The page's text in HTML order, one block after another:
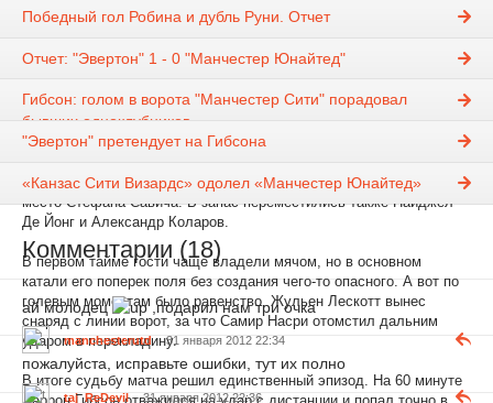
поле "Эвертона" со счетом 1:0. Единственный гол, свой
Главный тренер "ирисок" Дэвид Мойес выпустил с первых минут
нападающего Дениса Страккуалурси. Луи Саа в заявку не попал.
дисквалификации защитника Винсента Компани, который занял
место Стефана Савича. В запас переместились также Найджел
Де Йонг и Александр Коларов.
В первом тайме гости чаще владели мячом, но в основном
катали его поперек поля без создания чего-то опасного. А вот по
голевым моментам было равенство. Жульен Лескотт вынес
снаряд с линии ворот, за что Самир Насри отомстил дальним
ударом в перекладину.
В итоге судьбу матча решил единственный эпизод. На 60 минуте
Победный гол Робина и дубль Руни. Отчет
Отчет: "Эвертон" 1 - 0 "Манчестер Юнайтед"
Гибсон: голом в ворота "Манчестер Сити" порадовал
бывших одноклубников
"Эвертон" претендует на Гибсона
«Канзас Сити Визардс» одолел «Манчестер Юнайтед»
Комментарии (18)
ай молодец ,подарил нам три очка
manchesterutd 31 января 2012 22:34
пожалуйста, исправьте ошибки, тут их полно
taj_ReDevil 31 января 2012 22:36